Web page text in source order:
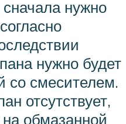
нужно
нужно будет
со смесителем.
отсутствует,
обмазанной